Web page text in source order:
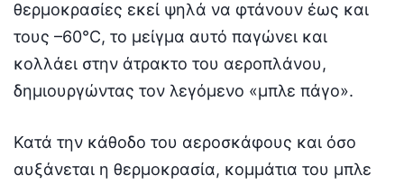
θερμοκρασίες εκεί ψηλά να φτάνουν έως και
τους –60°C, το μείγμα αυτό παγώνει και
κολλάει στην άτρακτο του αεροπλάνου,
δημιουργώντας τον λεγόμενο «μπλε πάγο».
Κατά την κάθοδο του αεροσκάφους και όσο
αυξάνεται η θερμοκρασία, κομμάτια του μπλε